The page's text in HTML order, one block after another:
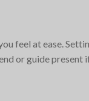
feel at ease.
or guide present